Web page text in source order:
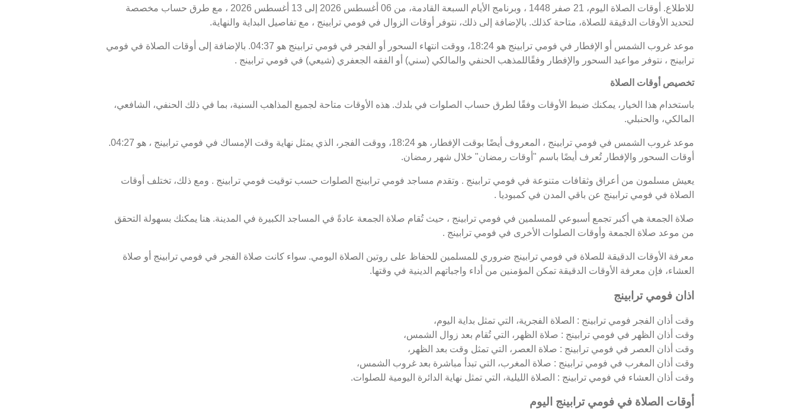
للاطلاع. أوقات الصلاة اليوم، 21 صفر 1448 ، وبرنامج الأيام السبعة القادمة، من 06 أغسطس 2026 إلى 13 أغسطس 2026 ، مع طرق حساب مخصصة
لتحديد الأوقات الدقيقة للصلاة، متاحة كذلك. بالإضافة إلى ذلك، نتوفر أوقات الزوال في فومي ترابينج ، مع تفاصيل البداية والنهاية.
موعد غروب الشمس أو الإفطار في فومي ترابينج هو 18:24، ووقت انتهاء السحور أو الفجر في فومي ترابينج هو 04:37. بالإضافة إلى أوقات الصلاة في فومي
ترابينج ، نتوفر مواعيد السحور والإفطار وفقًاللمذهب الحنفي والمالكي (سني) أو الفقه الجعفري (شيعي) في فومي ترابينج .
تخصيص أوقات الصلاة
باستخدام هذا الخيار، يمكنك ضبط الأوقات وفقًا لطرق حساب الصلوات في بلدك. هذه الأوقات متاحة لجميع المذاهب السنية، بما في ذلك الحنفي، الشافعي،
المالكي، والحنبلي.
موعد غروب الشمس في فومي ترابينج ، المعروف أيضًا بوقت الإفطار، هو 18:24، ووقت الفجر، الذي يمثل نهاية وقت الإمساك في فومي ترابينج ، هو 04:27.
أوقات السحور والإفطار تُعرف أيضًا باسم "أوقات رمضان" خلال شهر رمضان.
يعيش مسلمون من أعراق وثقافات متنوعة في فومي ترابينج . وتقدم مساجد فومي ترابينج الصلوات حسب توقيت فومي ترابينج . ومع ذلك، تختلف أوقات
الصلاة في فومي ترابينج عن باقي المدن في كمبوديا .
صلاة الجمعة هي أكبر تجمع أسبوعي للمسلمين في فومي ترابينج ، حيث تُقام صلاة الجمعة عادةً في المساجد الكبيرة في المدينة. هنا يمكنك بسهولة التحقق
من موعد صلاة الجمعة وأوقات الصلوات الأخرى في فومي ترابينج .
معرفة الأوقات الدقيقة للصلاة في فومي ترابينج ضروري للمسلمين للحفاظ على روتين الصلاة اليومي. سواء كانت صلاة الفجر في فومي ترابينج أو صلاة
العشاء، فإن معرفة الأوقات الدقيقة تمكن المؤمنين من أداء واجباتهم الدينية في وقتها.
اذان فومي ترابينج
وقت أذان الفجر فومي ترابينج : الصلاة الفجرية، التي تمثل بداية اليوم،
وقت أذان الظهر في فومي ترابينج : صلاة الظهر، التي تُقام بعد زوال الشمس،
وقت أذان العصر في فومي ترابينج : صلاة العصر، التي تمثل وقت بعد الظهر،
وقت أذان المغرب في فومي ترابينج : صلاة المغرب، التي تبدأ مباشرة بعد غروب الشمس،
وقت أذان العشاء في فومي ترابينج : الصلاة الليلية، التي تمثل نهاية الدائرة اليومية للصلوات.
أوقات الصلاة في فومي ترابينج اليوم